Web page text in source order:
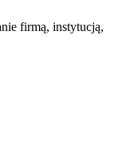
firmą, instytucją,